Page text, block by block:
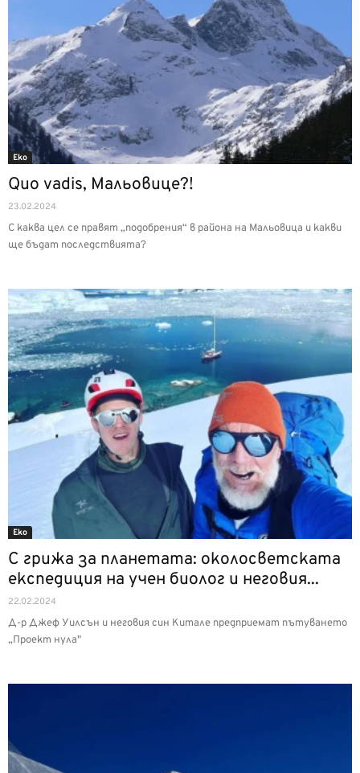
Еко
Quo vadis, Мальовице?!
23.02.2024
С каква цел се правят „подобрения“ в района на Мальовица и какви
ще бъдат последствията?
Еко
С грижа за планетата: околосветската
експедиция на учен биолог и неговия...
22.02.2024
Д-р Джеф Уилсън и неговия син Китале предприемат пътуването
„Проект нула"